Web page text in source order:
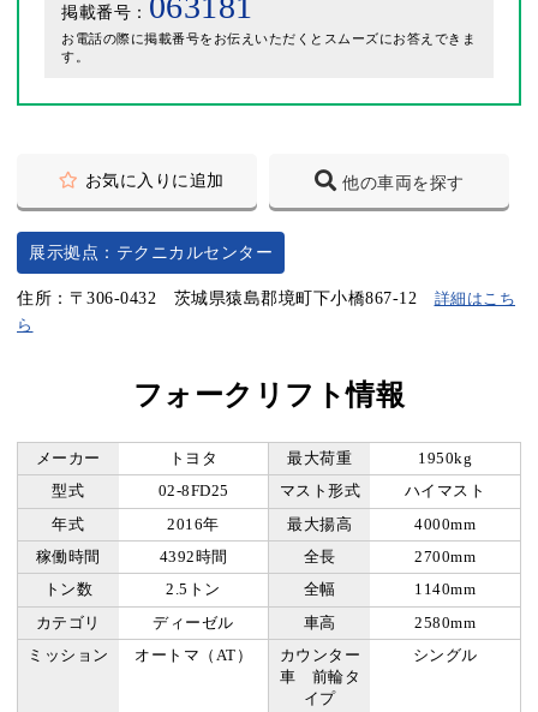
展示拠点：テクニカルセンター
住所：〒306-0432 茨城県猿島郡境町下小橋867-12 詳細はこち
ら
フォークリフト情報
メーカー トヨタ 最大荷重
1950kg
型式
02-8FD25 マスト形式
ハイマスト
年式
2016年 最大揚高
4000mm
稼働時間
4392時間 全長
2700mm
トン数
2.5トン 全幅
1140mm
カテゴリ
ディーゼル 車高
2580mm
ミッション
オートマ（AT）
カウンター
車 前輪タ
イプ
シングル
掲載番号：
お電話の際に掲載番号をお伝えいただくとスムーズにお答えできま
す。
お気に入りに追加 他の車両を探す